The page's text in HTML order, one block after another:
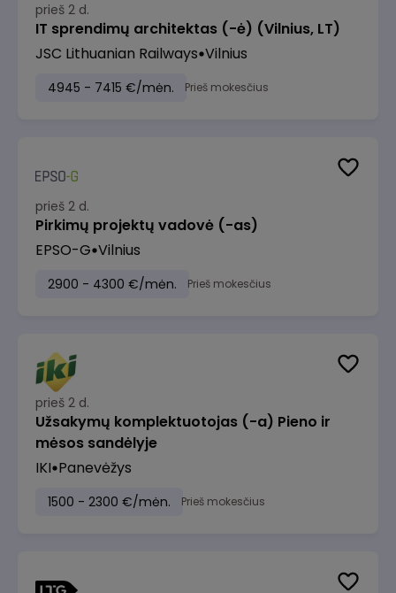
prieš 2 d.
IT sprendimų architektas (-ė) (Vilnius, LT)
JSC Lithuanian Railways Vilnius
4945 - 7415 €/mėn. Prieš mokesčius
prieš 2 d.
Pirkimų projektų vadovė (-as)
EPSO-G Vilnius
2900 - 4300 €/mėn. Prieš mokesčius
prieš 2 d.
Užsakymų komplektuotojas (-a) Pieno ir
mėsos sandėlyje
IKI Panevėžys
1500 - 2300 €/mėn. Prieš mokesčius